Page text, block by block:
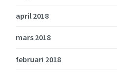
april 2018
mars 2018
februari 2018